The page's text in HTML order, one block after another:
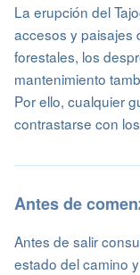
La erupción del
accesos y paisajes
forestales, los
mantenimiento
Por ello, cualquier
contrastarse con
Antes de
Antes de salir
estado del camino